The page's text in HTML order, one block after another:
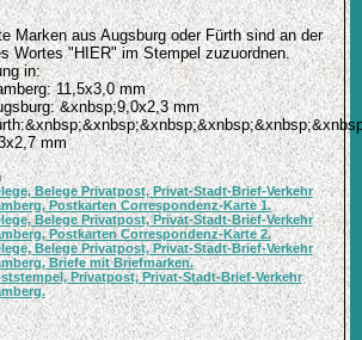
Marken aus Augsburg oder Fürth sind an der
Wortes "HIER" im Stempel zuzuordnen.
in:
11,5x3,0 mm
&xnbsp;9,0x2,3 mm
mm
Belege Privatpost, Privat-Stadt-Brief-Verkehr
Postkarten Correspondenz-Karte 1.
Belege Privatpost, Privat-Stadt-Brief-Verkehr
Postkarten Correspondenz-Karte 2.
Belege Privatpost, Privat-Stadt-Brief-Verkehr
Briefe mit Briefmarken.
Privatpost, Privat-Stadt-Brief-Verkehr